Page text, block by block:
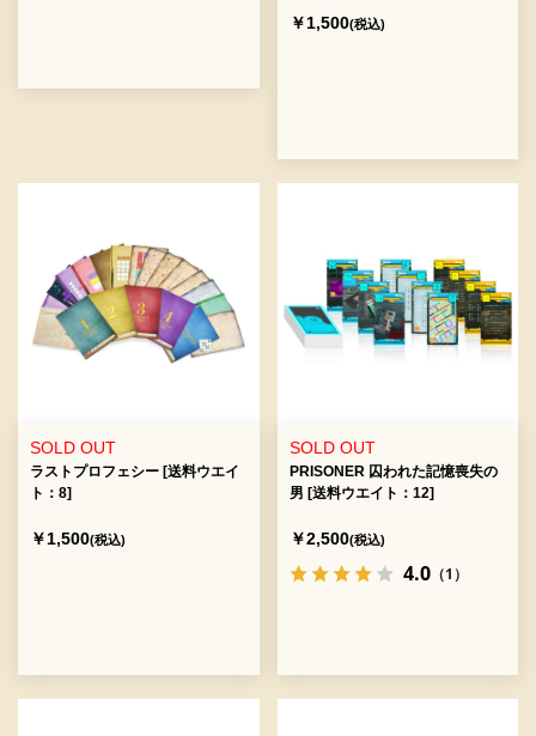
￥1,500(税込)
SOLD OUT
ラストプロフェシー [送料ウエイ
ト：8]
￥1,500(税込)
SOLD OUT
PRISONER 囚われた記憶喪失の
男 [送料ウエイト：12]
￥2,500(税込)
4.0（1）